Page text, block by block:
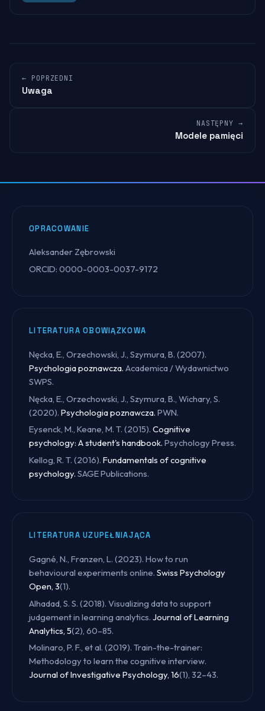
← POPRZEDNI
Uwaga
NASTĘPNY →
Modele pamięci
OPRACOWANIE
Aleksander Zębrowski
ORCID: 0000-0003-0037-9172
LITERATURA OBOWIĄZKOWA
Nęcka, E., Orzechowski, J., Szymura, B. (2007).
Psychologia poznawcza. Academica / Wydawnictwo
SWPS.
Nęcka, E., Orzechowski, J., Szymura, B., Wichary, S.
(2020). Psychologia poznawcza. PWN.
Eysenck, M., Keane, M. T. (2015). Cognitive
psychology: A student's handbook. Psychology Press.
Kellog, R. T. (2016). Fundamentals of cognitive
psychology. SAGE Publications.
LITERATURA UZUPEŁNIAJĄCA
Gagné, N., Franzen, L. (2023). How to run
behavioural experiments online. Swiss Psychology
Open, 3(1).
Alhadad, S. S. (2018). Visualizing data to support
judgement in learning analytics. Journal of Learning
Analytics, 5(2), 60–85.
Molinaro, P. F., et al. (2019). Train-the-trainer:
Methodology to learn the cognitive interview.
Journal of Investigative Psychology, 16(1), 32–43.